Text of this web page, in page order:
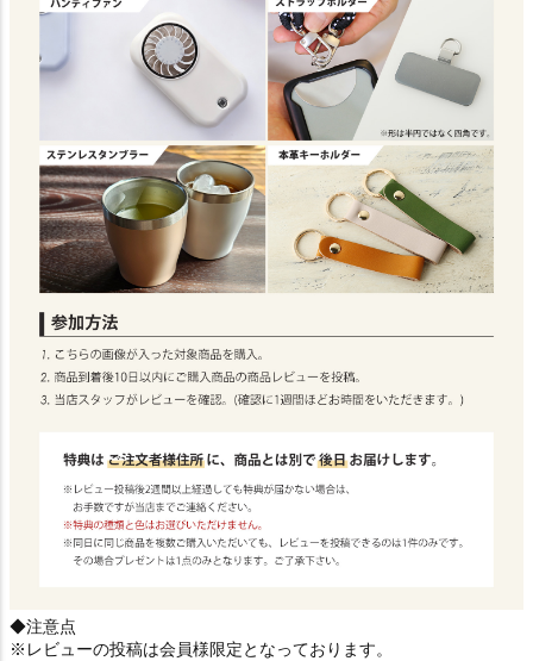
◆注意点
※レビューの投稿は会員様限定となっております。